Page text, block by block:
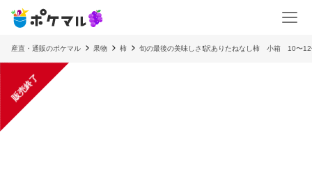
産直・通販のポケマル 果物 柿 旬の最後の美味しさ❗️訳ありたねなし柿 小箱 10〜12
販売終了